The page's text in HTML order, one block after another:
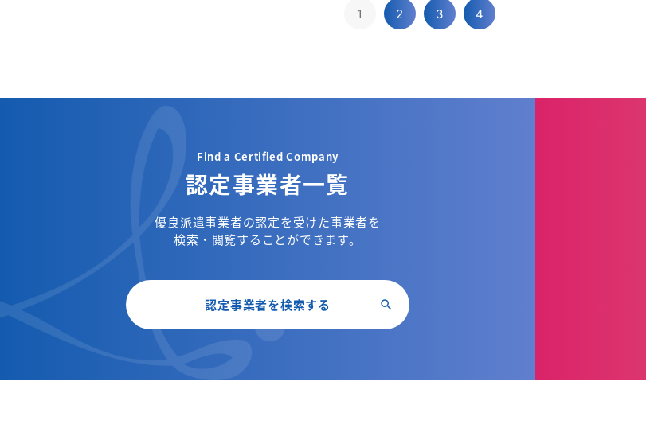
1 2 3 4
Find a Certified Company
認定事業者一覧
優良派遣事業者の認定を受けた事業者を
検索・閲覧することができます。
認定事業者を検索する